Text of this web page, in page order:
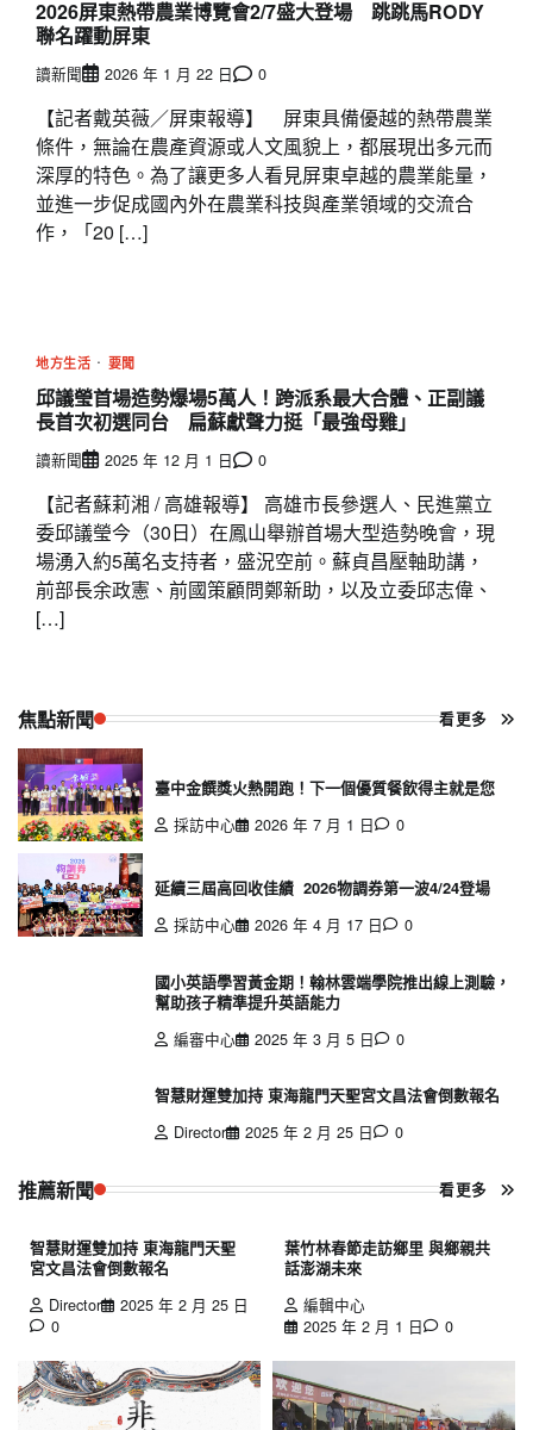
2026屏東熱帶農業博覽會2/7盛大登場 跳跳馬RODY
聯名躍動屏東
讀新聞 2026 年 1 月 22 日 0
【記者戴英薇／屏東報導】 屏東具備優越的熱帶農業
條件，無論在農產資源或人文風貌上，都展現出多元而
深厚的特色。為了讓更多人看見屏東卓越的農業能量，
並進一步促成國內外在農業科技與產業領域的交流合
作，「20 […]
地方生活 要聞
邱議瑩首場造勢爆場5萬人！跨派系最大合體、正副議
長首次初選同台 扁蘇獻聲力挺「最強母雞」
讀新聞 2025 年 12 月 1 日 0
【記者蘇莉湘 / 高雄報導】 高雄市長參選人、民進黨立
委邱議瑩今（30日）在鳳山舉辦首場大型造勢晚會，現
場湧入約5萬名支持者，盛況空前。蘇貞昌壓軸助講，
前部長余政憲、前國策顧問鄭新助，以及立委邱志偉、
[…]
焦點新聞 看更多
臺中金饌獎火熱開跑！下一個優質餐飲得主就是您
採訪中心
2026 年 7 月 1 日 0
延續三屆高回收佳績 2026物調券第一波4/24登場
採訪中心
2026 年 4 月 17 日 0
國小英語學習黃金期！翰林雲端學院推出線上測驗，
幫助孩子精準提升英語能力
編審中心
2025 年 3 月 5 日 0
智慧財運雙加持 東海龍門天聖宮文昌法會倒數報名
Director
2025 年 2 月 25 日 0
推薦新聞 看更多
智慧財運雙加持 東海龍門天聖
宮文昌法會倒數報名
Director
2025 年 2 月 25 日
0
葉竹林春節走訪鄉里 與鄉親共
話澎湖未來
編輯中心
2025 年 2 月 1 日
0